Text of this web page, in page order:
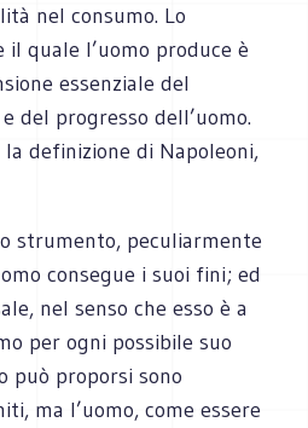
nel consumo. Lo
quale l’uomo produce è
essenziale del
del progresso dell’uomo.
la definizione di Napoleoni,
strumento, peculiarmente
consegue i suoi fini; ed
nel senso che esso è a
per ogni possibile suo
può proporsi sono
ma l’uomo, come essere